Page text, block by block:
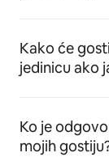
Kako će
jedinicu ako
Ko je
mojih